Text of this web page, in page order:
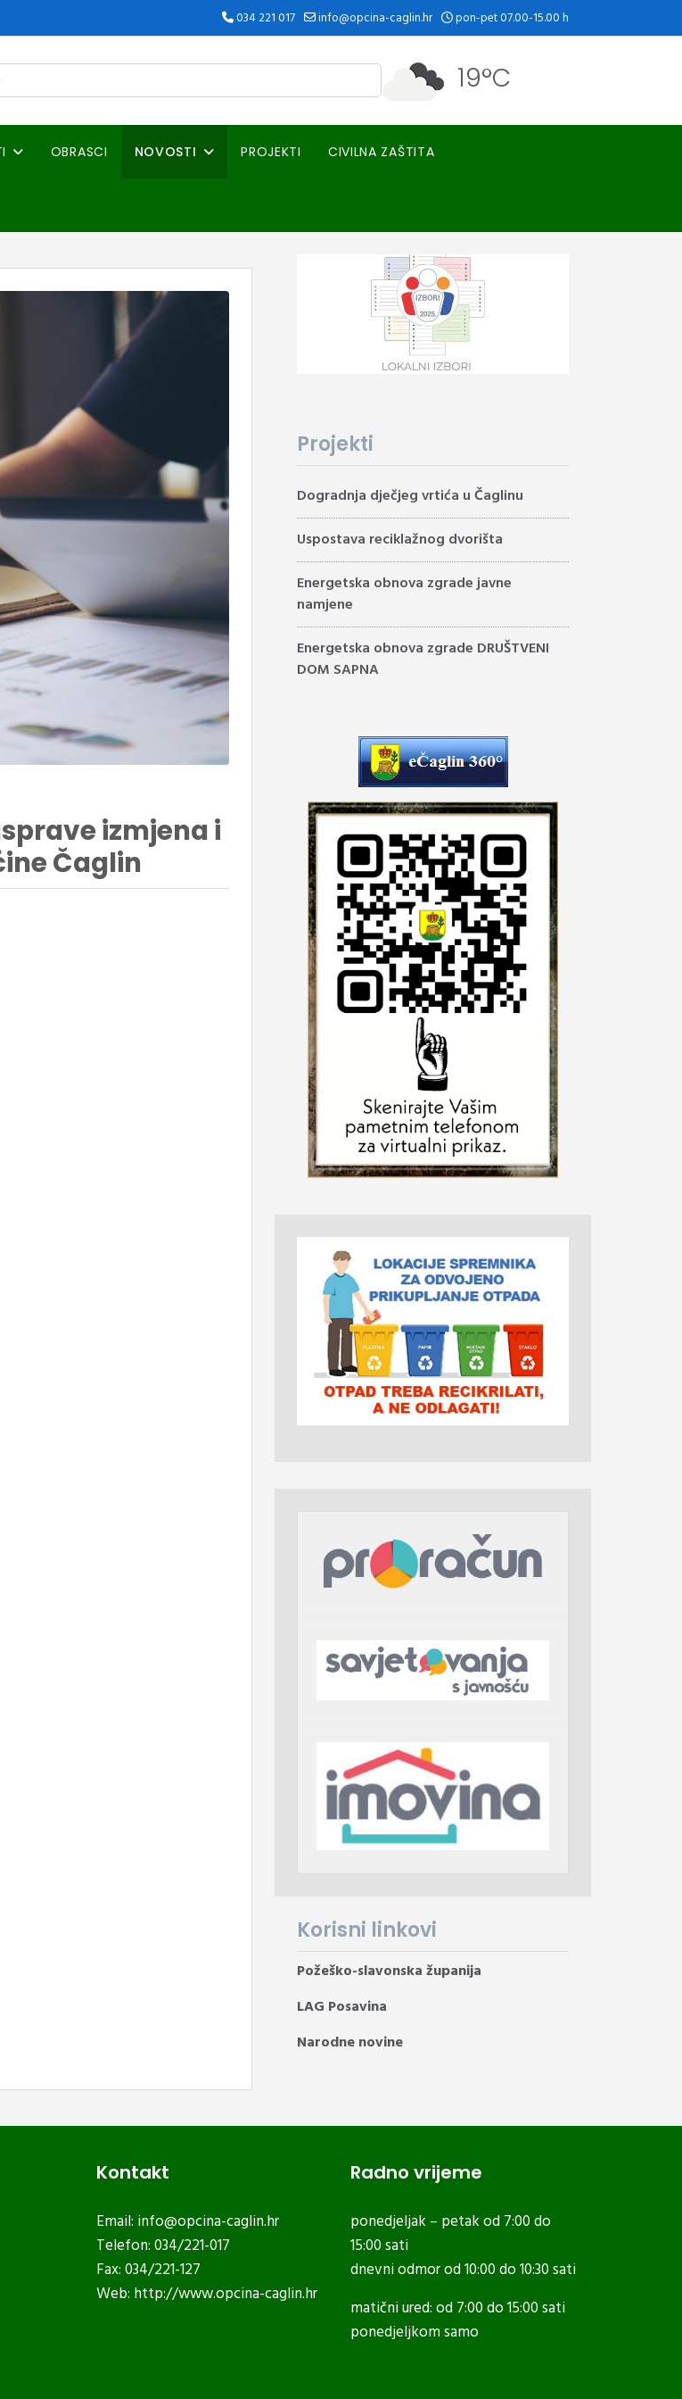
034 221 017 info@opcina-caglin.hr pon-pet 07.00-15.00 h
19°C
OBRASCI NOVOSTI PROJEKTI CIVILNA ZAŠTITA
izmjena i
Čaglin
Projekti
Dogradnja dječjeg vrtića u Čaglinu
Uspostava reciklažnog dvorišta
Energetska obnova zgrade javne
namjene
Energetska obnova zgrade DRUŠTVENI
DOM SAPNA
Korisni linkovi
Požeško-slavonska županija
LAG Posavina
Narodne novine
Kontakt
Email: info@opcina-caglin.hr
Telefon: 034/221-017
Fax: 034/221-127
Web: http://www.opcina-caglin.hr
Radno vrijeme
ponedjeljak – petak od 7:00 do
15:00 sati
dnevni odmor od 10:00 do 10:30 sati
matični ured: od 7:00 do 15:00 sati
ponedjeljkom samo